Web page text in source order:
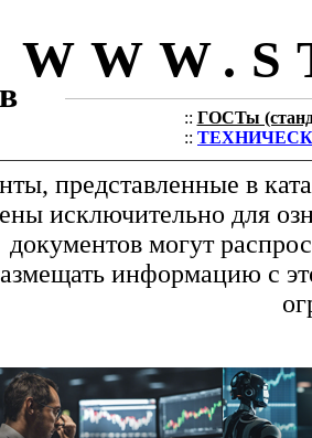
:: ГОСТы
::
представленные в
исключительно для
документов могут
информацию с